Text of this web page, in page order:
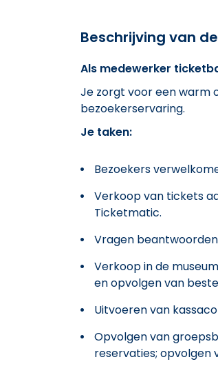
Beschrijving van
Als medewerker
Je zorgt voor een warm
bezoekerservaring.
Je taken:
Bezoekers
Verkoop van tickets
Ticketmatic.
Vragen
Verkoop in de
en opvolgen van
Uitvoeren van
Opvolgen van
reservaties; opvolgen